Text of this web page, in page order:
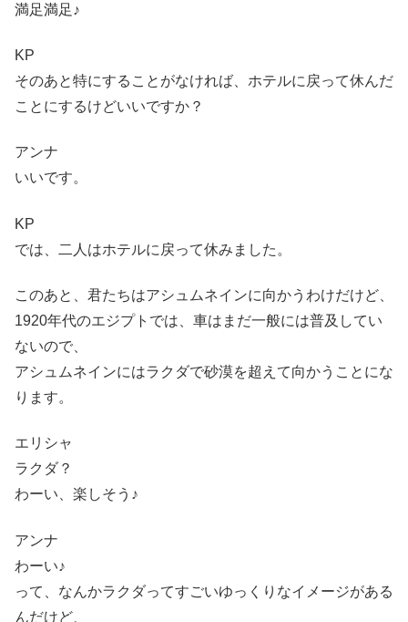
満足満足♪
KP
そのあと特にすることがなければ、ホテルに戻って休んだ
ことにするけどいいですか？
アンナ
いいです。
KP
では、二人はホテルに戻って休みました。
このあと、君たちはアシュムネインに向かうわけだけど、
1920年代のエジプトでは、車はまだ一般には普及してい
ないので、
アシュムネインにはラクダで砂漠を超えて向かうことにな
ります。
エリシャ
ラクダ？
わーい、楽しそう♪
アンナ
わーい♪
って、なんかラクダってすごいゆっくりなイメージがある
んだけど、